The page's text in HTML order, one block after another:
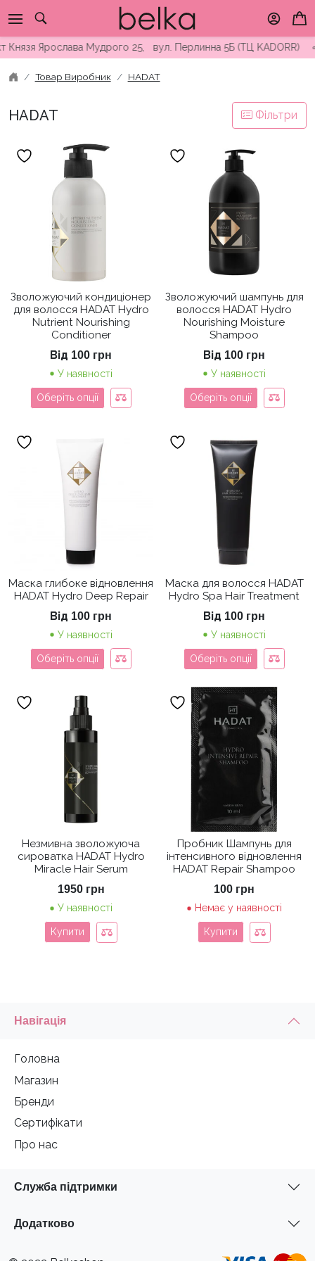
to
contentЯрослава Мудрого 25, вул. Перлинна 5Б (ТЦ KADORR) ∘
Товар Виробник HADAT
HADAT Фільтри
Зволожуючий кондиціонер
для волосся HADAT Hydro
Nutrient Nourishing
Conditioner
Від 100 грн
У наявності
Оберіть опції
Зволожуючий шампунь для
волосся HADAT Hydro
Nourishing Moisture
Shampoo
Від 100 грн
У наявності
Оберіть опції
Маска глибоке відновлення
HADAT Hydro Deep Repair
Від 100 грн
У наявності
Оберіть опції
Маска для волосся HADAT
Hydro Spa Hair Treatment
Від 100 грн
У наявності
Оберіть опції
Незмивна зволожуюча
сироватка HADAT Hydro
Miracle Hair Serum
1950 грн
У наявності
Купити
Пробник Шампунь для
інтенсивного відновлення
HADAT Repair Shampoo
100 грн
Немає у наявності
Купити
Навігація
Головна
Магазин
Бренди
Сертифікати
Про нас
Служба підтримки
Додатково